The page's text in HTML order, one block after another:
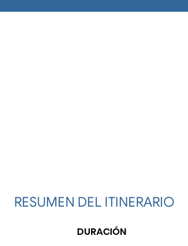
RESUMEN DEL ITINERARIO
DURACIÓN